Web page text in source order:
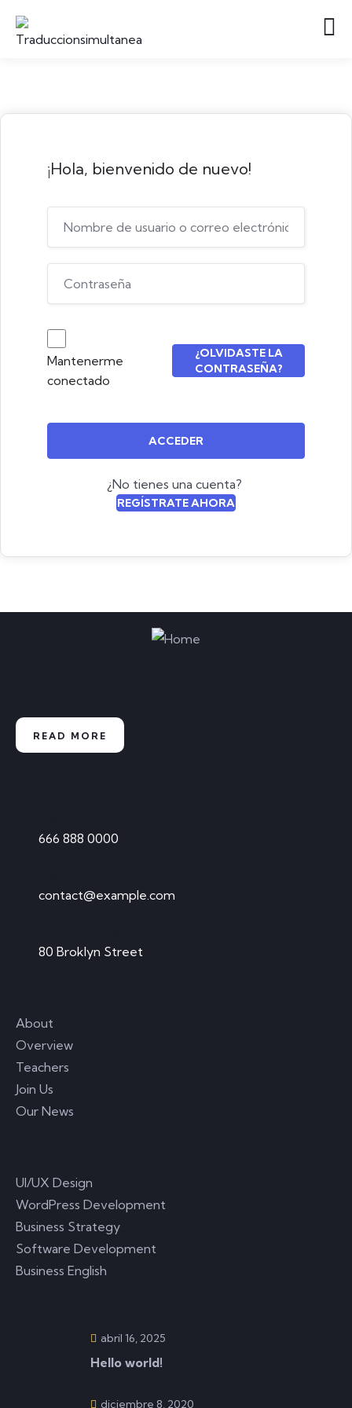
¡Hola, bienvenido de nuevo!
Mantenerme
conectado
¿OLVIDASTE LA
CONTRASEÑA?
ACCEDER
¿No tienes una cuenta?
REGÍSTRATE AHORA
READ MORE
666 888 0000
contact@example.com
80 Broklyn Street
About
Overview
Teachers
Join Us
Our News
UI/UX Design
WordPress Development
Business Strategy
Software Development
Business English
abril 16, 2025
Hello world!
diciembre 8, 2020